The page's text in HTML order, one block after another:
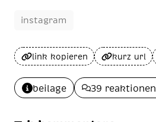
instagram
link kopieren kurz url
beilage 39 reaktionen